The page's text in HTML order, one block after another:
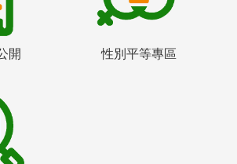
開 性別平等專區